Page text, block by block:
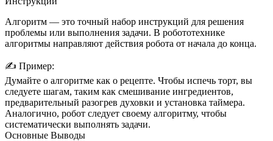
Алгоритм — это точный набор инструкций для решения
проблемы или выполнения задачи. В робототехнике
алгоритмы направляют действия робота от начала до конца.
✍️ Пример:
Думайте о алгоритме как о рецепте. Чтобы испечь торт, вы
следуете шагам, таким как смешивание ингредиентов,
предварительный разогрев духовки и установка таймера.
Аналогично, робот следует своему алгоритму, чтобы
систематически выполнять задачи.
Основные Выводы